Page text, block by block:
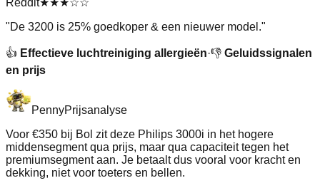
Reddit★★★☆☆
"De 3200 is 25% goedkoper & een nieuwer model."
👍 Effectieve luchtreiniging allergieën·👎 Geluidssignalen
en prijs
PennyPrijsanalyse
Voor €350 bij Bol zit deze Philips 3000i in het hogere
middensegment qua prijs, maar qua capaciteit tegen het
premiumsegment aan. Je betaalt dus vooral voor kracht en
dekking, niet voor toeters en bellen.